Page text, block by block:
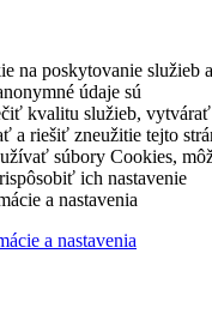
na poskytovanie služieb a
údaje sú
kvalitu služieb, vytvárať
a riešiť zneužitie tejto
súbory Cookies,
ich nastavenie
a nastavenia
a nastavenia